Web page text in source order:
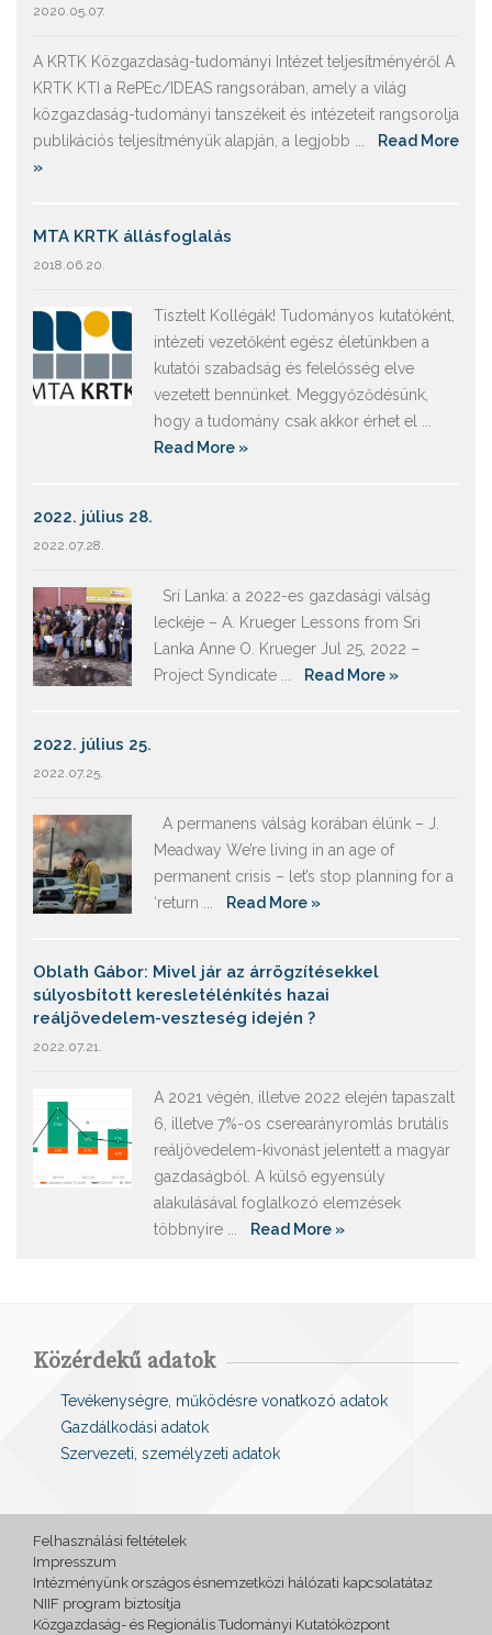
2020.05.07.
A KRTK Közgazdaság-tudományi Intézet teljesítményéről A
KRTK KTI a RePEc/IDEAS rangsorában, amely a világ
közgazdaság-tudományi tanszékeit és intézeteit rangsorolja
publikációs teljesítményük alapján, a legjobb ...
Read More
»
MTA KRTK állásfoglalás
2018.06.20.
Tisztelt Kollégák! Tudományos kutatóként,
intézeti vezetőként egész életünkben a
kutatói szabadság és felelősség elve
vezetett bennünket. Meggyőződésünk,
hogy a tudomány csak akkor érhet el ...
Read More »
2022. július 28.
2022.07.28.
Srí Lanka: a 2022-es gazdasági válság
leckéje – A. Krueger Lessons from Sri
Lanka Anne O. Krueger Jul 25, 2022 –
Project Syndicate ...
Read More »
2022. július 25.
2022.07.25.
A permanens válság korában élünk – J.
Meadway We’re living in an age of
permanent crisis – let’s stop planning for a
‘return ...
Read More »
Oblath Gábor: Mivel jár az árrögzítésekkel
súlyosbított keresletélénkítés hazai
reáljövedelem-veszteség idején ?
2022.07.21.
A 2021 végén, illetve 2022 elején tapaszalt
6, illetve 7%-os cserearányromlás brutális
reáljövedelem-kivonást jelentett a magyar
gazdaságból. A külső egyensúly
alakulásával foglalkozó elemzések
többnyire ...
Read More »
Közérdekű adatok
Tevékenységre, működésre vonatkozó adatok
Gazdálkodási adatok
Szervezeti, személyzeti adatok
Felhasználási feltételek
Impresszum
Intézményünk országos ésnemzetközi hálózati kapcsolatátaz
NIIF program biztosítja
Közgazdaság- és Regionális Tudományi Kutatóközpont